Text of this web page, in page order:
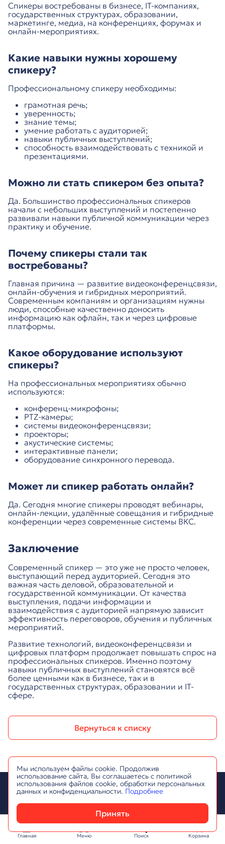
Спикеры востребованы в бизнесе, IT-компаниях,
государственных структурах, образовании,
маркетинге, медиа, на конференциях, форумах и
онлайн-мероприятиях.
Какие навыки нужны хорошему
спикеру?
Профессиональному спикеру необходимы:
грамотная речь;
уверенность;
знание темы;
умение работать с аудиторией;
навыки публичных выступлений;
способность взаимодействовать с техникой и
презентациями.
Можно ли стать спикером без опыта?
Да. Большинство профессиональных спикеров
начали с небольших выступлений и постепенно
развивали навыки публичной коммуникации через
практику и обучение.
Почему спикеры стали так
востребованы?
Главная причина — развитие видеоконференцсвязи,
онлайн-обучения и гибридных мероприятий.
Современным компаниям и организациям нужны
люди, способные качественно доносить
информацию как офлайн, так и через цифровые
платформы.
Какое оборудование используют
спикеры?
На профессиональных мероприятиях обычно
используются:
конференц-микрофоны;
PTZ-камеры;
системы видеоконференцсвязи;
проекторы;
акустические системы;
интерактивные панели;
оборудование синхронного перевода.
Может ли спикер работать онлайн?
Да. Сегодня многие спикеры проводят вебинары,
онлайн-лекции, удалённые совещания и гибридные
конференции через современные системы ВКС.
Заключение
Современный спикер — это уже не просто человек,
выступающий перед аудиторией. Сегодня это
важная часть деловой, образовательной и
государственной коммуникации. От качества
выступления, подачи информации и
взаимодействия с аудиторией напрямую зависит
эффективность переговоров, обучения и публичных
мероприятий.
Развитие технологий, видеоконференцсвязи и
цифровых платформ продолжает повышать спрос на
профессиональных спикеров. Именно поэтому
навыки публичных выступлений становятся всё
более ценными как в бизнесе, так и в
государственных структурах, образовании и IT-
сфере.
Вернуться к списку
Наверх
Главная Меню Поиск Корзина
Мы используем файлы cookie. Продолжив
использование сайта, Вы соглашаетесь с политикой
использования файлов cookie, обработки персональных
данных и конфиденциальности. Подробнее
Принять